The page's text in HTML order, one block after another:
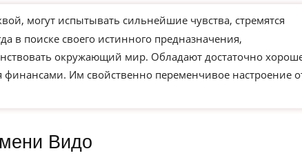
могут испытывать сильнейшие чувства, стремятся
в поиске своего истинного предназначения,
окружающий мир. Обладают достаточно
финансами. Им свойственно переменчивое настроение
Видо